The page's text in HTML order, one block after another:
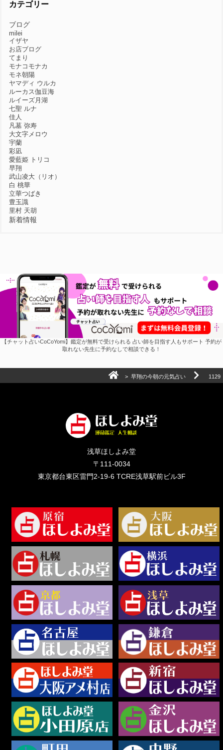
カテゴリー
ブログ
milei
イザヤ
お店ブログ
てまり
モナコモナカ
モネ朝陽
ヤマディ ウルカ
ルーカス伽豆海
ルイーズ月湖
七聖 ルナ
佳人
凡墓 弥寿
大文字メロウ
宇蘭
彩凪
愛藍姫 トリコ
早翔
武山凌大（リオ）
白 桃華
立華つばき
豊玉識
里村 天胡
新着情報
【チャット占いCoCoYomi】鑑定が無料で受けられる 占い師を目指す人もサポート 予約が
取れない先生に予約なしで相談できる！
> 早翔の今朝の元気占い 1129
浅草ほしよみ堂
〒111-0034
東京都台東区雷門2-19-6 TCRE浅草駅前ビル3F